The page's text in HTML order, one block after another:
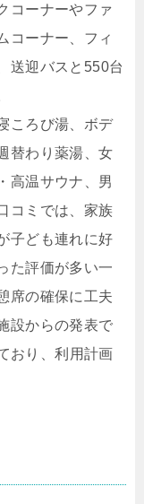
コーナーやファ
コーナー、フィ
送迎バスと550台
ころび湯、ボデ
替わり薬湯、女
高温サウナ、男
コミでは、家族
子ども連れに好
た評価が多い一
席の確保に工夫
設からの発表で
おり、利用計画